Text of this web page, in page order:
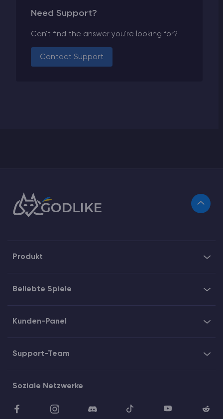
Need Support?
Can't find the answer you're looking for?
Contact Support
Produkt
Beliebte Spiele
Kunden-Panel
Support-Team
Soziale Netzwerke